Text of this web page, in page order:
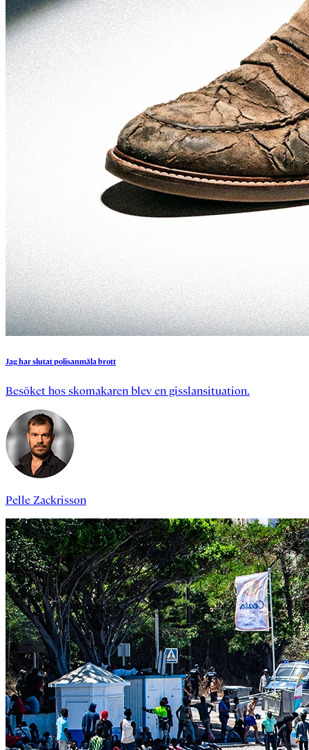
Jagharslutatpolisanmälabrott
Besöket hos skomakaren blev en gisslansituation.
Pelle Zackrisson